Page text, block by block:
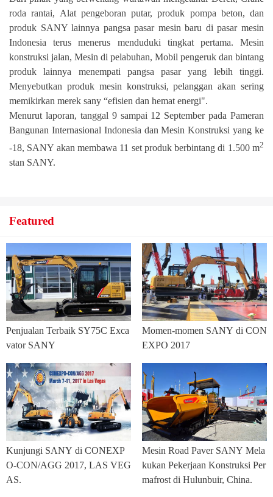
roda rantai, Alat pengeboran putar, produk pompa beton, dan
produk SANY lainnya pangsa pasar mesin baru di pasar mesin
Indonesia terus menerus menduduki tingkat pertama. Mesin
konstruksi jalan, Mesin di pelabuhan, Mobil pengeruk dan bintang
produk lainnya menempati pangsa pasar yang lebih tinggi.
Menyebutkan produk mesin konstruksi, pelanggan akan sering
memikirkan merek sany “efisien dan hemat energi".
Menurut laporan, tanggal 9 sampai 12 September pada Pameran
Bangunan Internasional Indonesia dan Mesin Konstruksi yang ke
-18, SANY akan membawa 11 set produk berbintang di 1.500 m2
stan SANY.
Featured
Penjualan Terbaik SY75C Exca
vator SANY
Momen-momen SANY di CON
EXPO 2017
Kunjungi SANY di CONEXP
O-CON/AGG 2017, LAS VEG
AS.
Mesin Road Paver SANY Mela
kukan Pekerjaan Konstruksi Per
mafrost di Hulunbuir, China.